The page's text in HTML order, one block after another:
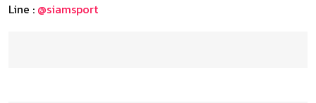
Line : @siamsport